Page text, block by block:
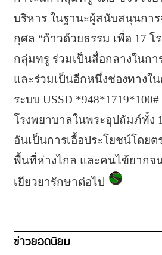
บริหาร ในฐานะผู้สนับสนุนการ
กุศล “ก้าวด้วยธรรม เพื่อ 17 โ
กลุ่มทรู ร่วมเป็นสื่อกลางในก
และร่วมเป็นอีกหนึ่งช่องทางใ
ระบบ USSD
โรงพยาบาลในพระอุปถัมภ์ทั้ง
อันเป็นการเอื้อประโยชน์โดย
พื้นที่ห่างไกล และคนไข้ยากจ
เยียวยารักษาต่อไป
ข่าวยอดนิยม